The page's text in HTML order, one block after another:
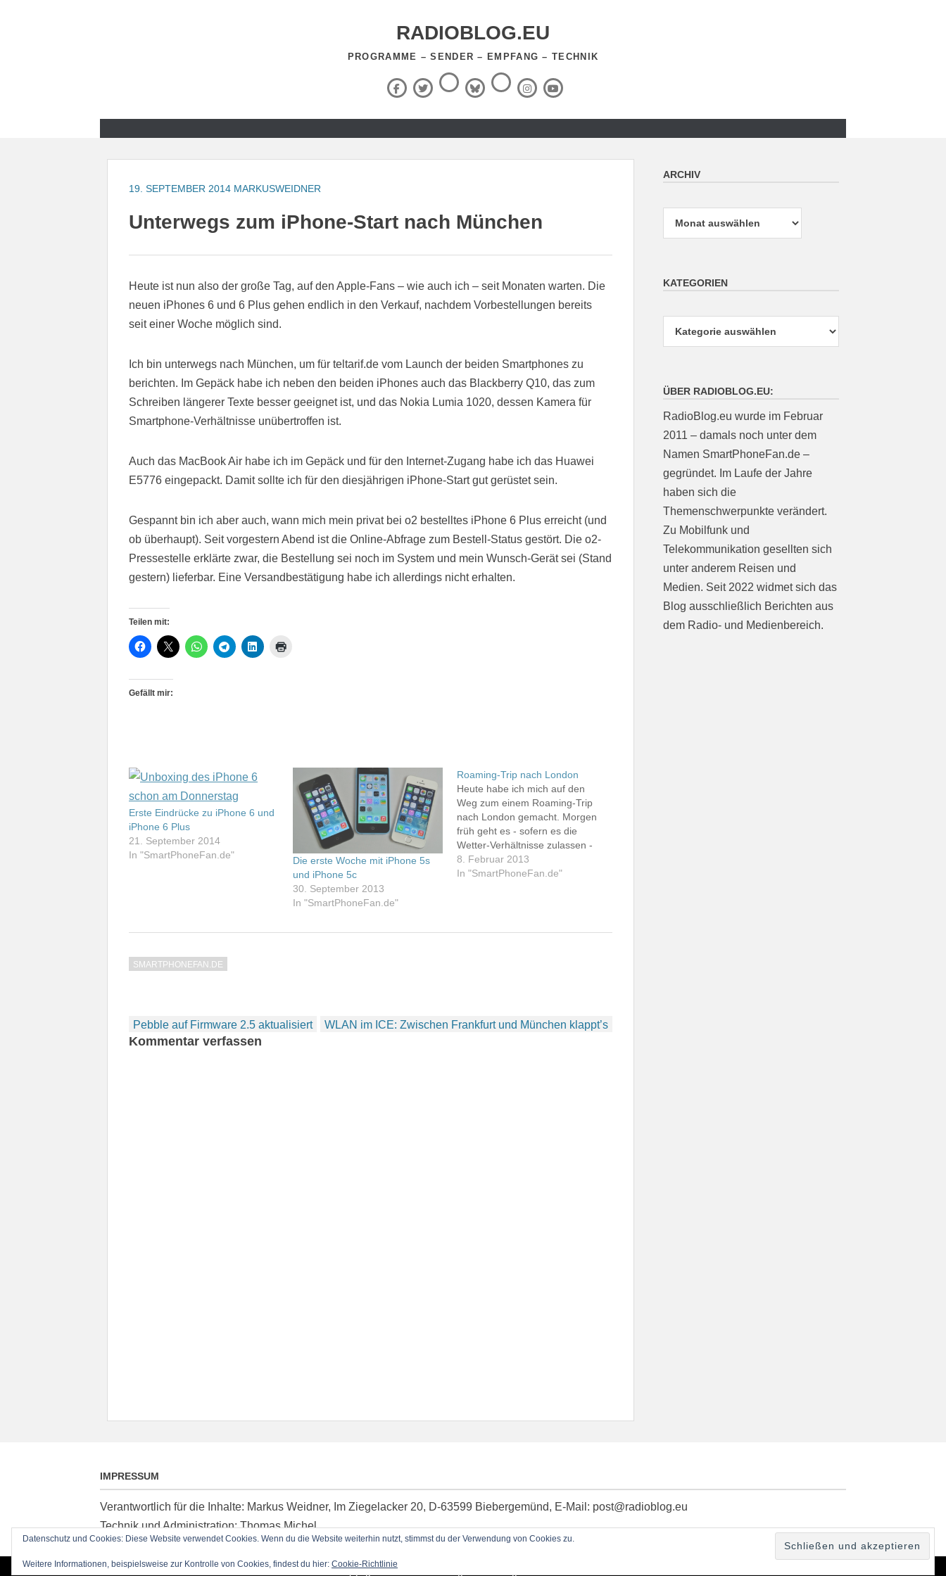
RADIOBLOG.EU
PROGRAMME – SENDER – EMPFANG – TECHNIK
Facebook
X
(Twitter)
ThreadsBlueSky
RSS-
Feed InstagramYouTube
19. SEPTEMBER 2014 MARKUSWEIDNER
Unterwegs zum iPhone-Start nach München
Heute ist nun also der große Tag, auf den Apple-Fans – wie auch ich – seit Monaten warten. Die
neuen iPhones 6 und 6 Plus gehen endlich in den Verkauf, nachdem Vorbestellungen bereits
seit einer Woche möglich sind.
Ich bin unterwegs nach München, um für teltarif.de vom Launch der beiden Smartphones zu
berichten. Im Gepäck habe ich neben den beiden iPhones auch das Blackberry Q10, das zum
Schreiben längerer Texte besser geeignet ist, und das Nokia Lumia 1020, dessen Kamera für
Smartphone-Verhältnisse unübertroffen ist.
Auch das MacBook Air habe ich im Gepäck und für den Internet-Zugang habe ich das Huawei
E5776 eingepackt. Damit sollte ich für den diesjährigen iPhone-Start gut gerüstet sein.
Gespannt bin ich aber auch, wann mich mein privat bei o2 bestelltes iPhone 6 Plus erreicht (und
ob überhaupt). Seit vorgestern Abend ist die Online-Abfrage zum Bestell-Status gestört. Die o2-
Pressestelle erklärte zwar, die Bestellung sei noch im System und mein Wunsch-Gerät sei (Stand
gestern) lieferbar. Eine Versandbestätigung habe ich allerdings nicht erhalten.
Teilen mit:
Gefällt mir:
Erste Eindrücke zu iPhone 6 und
iPhone 6 Plus
21. September 2014
In "SmartPhoneFan.de"
Die erste Woche mit iPhone 5s
und iPhone 5c
30. September 2013
In "SmartPhoneFan.de"
Roaming-Trip nach London
Heute habe ich mich auf den
Weg zum einem Roaming-Trip
nach London gemacht. Morgen
früh geht es - sofern es die
Wetter-Verhältnisse zulassen -
vom Flughafen Frankfurt-Hahn
mit Ryan Air los. Unterwegs bin
8. Februar 2013
In "SmartPhoneFan.de"
SMARTPHONEFAN.DE
Beitragsnavigation
Pebble auf Firmware 2.5 aktualisiert WLAN im ICE: Zwischen Frankfurt und München klappt’s
Kommentar verfassen
ARCHIV
KATEGORIEN
ÜBER RADIOBLOG.EU:
RadioBlog.eu wurde im Februar
2011 – damals noch unter dem
Namen SmartPhoneFan.de –
gegründet. Im Laufe der Jahre
haben sich die
Themenschwerpunkte verändert.
Zu Mobilfunk und
Telekommunikation gesellten sich
unter anderem Reisen und
Medien. Seit 2022 widmet sich das
Blog ausschließlich Berichten aus
dem Radio- und Medienbereich.
IMPRESSUM
Verantwortlich für die Inhalte: Markus Weidner, Im Ziegelacker 20, D-63599 Biebergemünd, E-Mail: post@radioblog.eu
Technik und Administration: Thomas Michel
Copyright © 2026
Datenschutz und Cookies: Diese Website verwendet Cookies. Wenn du die Website weiterhin nutzt, stimmst du der Verwendung von Cookies zu.
Weitere Informationen, beispielsweise zur Kontrolle von Cookies, findest du hier: Cookie-Richtlinie